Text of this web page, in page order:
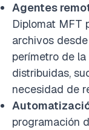
Agentes
Diplomat MFT
archivos
perímetro de
distribuidas,
necesidad de
programación